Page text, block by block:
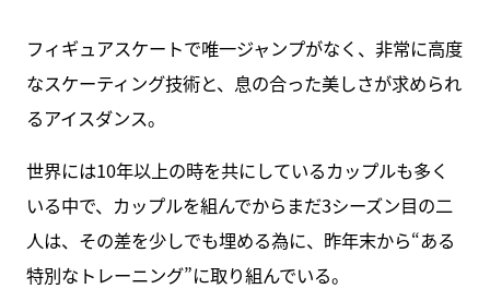
フィギュアスケートで唯一ジャンプがなく、非常に高度
なスケーティング技術と、息の合った美しさが求められ
るアイスダンス。
世界には10年以上の時を共にしているカップルも多く
いる中で、カップルを組んでからまだ3シーズン目の二
人は、その差を少しでも埋める為に、昨年末から“ある
特別なトレーニング”に取り組んでいる。